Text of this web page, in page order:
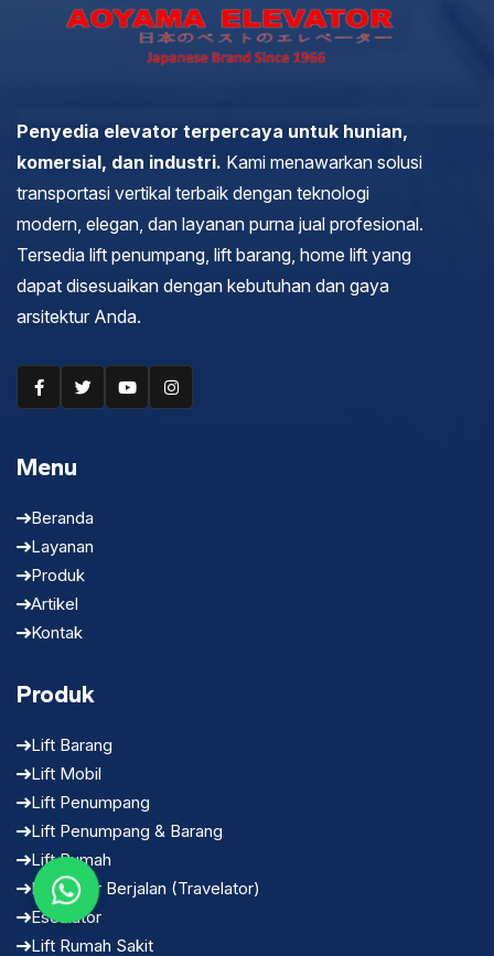
Penyedia elevator terpercaya untuk hunian,
komersial, dan industri. Kami menawarkan solusi
transportasi vertikal terbaik dengan teknologi
modern, elegan, dan layanan purna jual profesional.
Tersedia lift penumpang, lift barang, home lift yang
dapat disesuaikan dengan kebutuhan dan gaya
arsitektur Anda.
Menu
Beranda
Layanan
Produk
Artikel
Kontak
Produk
Lift Barang
Lift Mobil
Lift Penumpang
Lift Penumpang & Barang
Lift Rumah
Escalator Berjalan (Travelator)
Escalator
Lift Rumah Sakit